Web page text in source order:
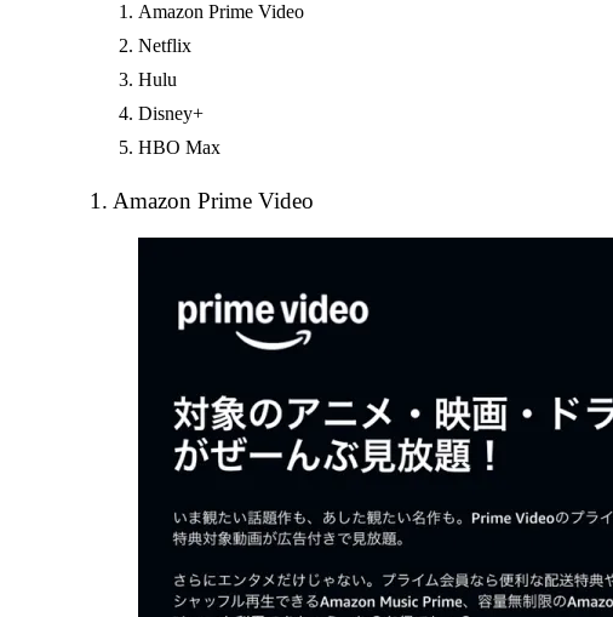
Amazon Prime Video
Netflix
Hulu
Disney+
HBO Max
1. Amazon Prime Video